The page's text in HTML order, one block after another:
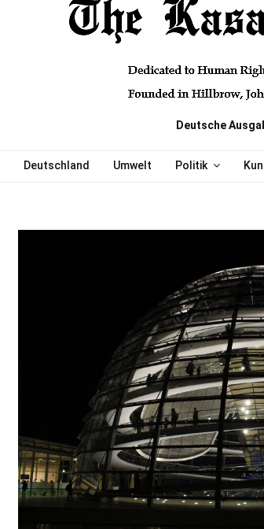
Deutsche
Deutschland Umwelt Politik